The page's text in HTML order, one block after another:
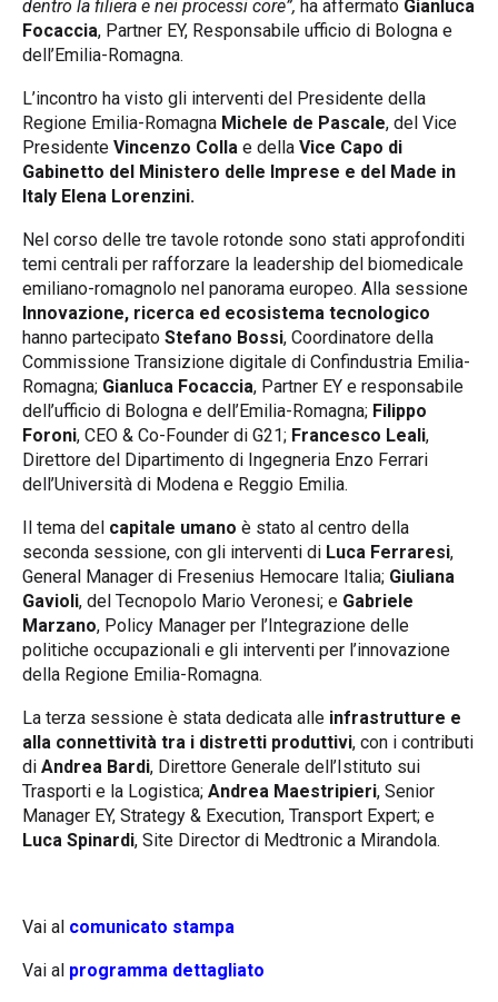
dentro la filiera e nei processi core”, ha affermato Gianluca
Focaccia, Partner EY, Responsabile ufficio di Bologna e
dell’Emilia-Romagna.
L’incontro ha visto gli interventi del Presidente della
Regione Emilia-Romagna Michele de Pascale, del Vice
Presidente Vincenzo Colla e della Vice Capo di
Gabinetto del Ministero delle Imprese e del Made in
Italy Elena Lorenzini.
Nel corso delle tre tavole rotonde sono stati approfonditi
temi centrali per rafforzare la leadership del biomedicale
emiliano-romagnolo nel panorama europeo. Alla sessione
Innovazione, ricerca ed ecosistema tecnologico
hanno partecipato Stefano Bossi, Coordinatore della
Commissione Transizione digitale di Confindustria Emilia-
Romagna; Gianluca Focaccia, Partner EY e responsabile
dell’ufficio di Bologna e dell’Emilia-Romagna; Filippo
Foroni, CEO & Co-Founder di G21; Francesco Leali,
Direttore del Dipartimento di Ingegneria Enzo Ferrari
dell’Università di Modena e Reggio Emilia.
Il tema del capitale umano è stato al centro della
seconda sessione, con gli interventi di Luca Ferraresi,
General Manager di Fresenius Hemocare Italia; Giuliana
Gavioli, del Tecnopolo Mario Veronesi; e Gabriele
Marzano, Policy Manager per l’Integrazione delle
politiche occupazionali e gli interventi per l’innovazione
della Regione Emilia-Romagna.
La terza sessione è stata dedicata alle infrastrutture e
alla connettività tra i distretti produttivi, con i contributi
di Andrea Bardi, Direttore Generale dell’Istituto sui
Trasporti e la Logistica; Andrea Maestripieri, Senior
Manager EY, Strategy & Execution, Transport Expert; e
Luca Spinardi, Site Director di Medtronic a Mirandola.
Vai al comunicato stampa
Vai al programma dettagliato